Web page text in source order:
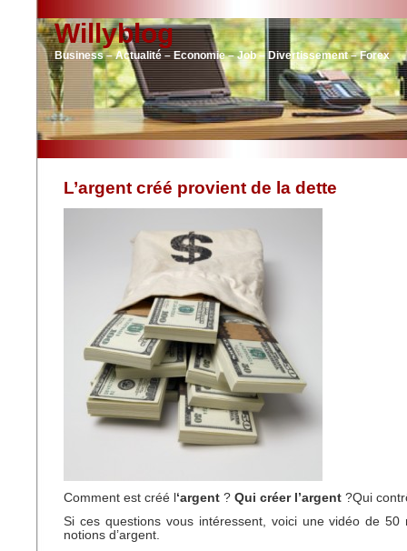
Willyblog
Business – Actualité – Economie – Job – Divertissement – Forex
L’argent créé provient de la dette
Comment est créé l ‘argent ? Qui créer l’argent ?Qui
Si ces questions vous intéressent, voici une vidéo de 50
notions d’argent.